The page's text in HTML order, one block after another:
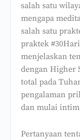
salah satu
mengapa
salah satu
praktek
menjelaskan
dengan Higher
total pada
pengalaman
dan mulai
Pertanyaan